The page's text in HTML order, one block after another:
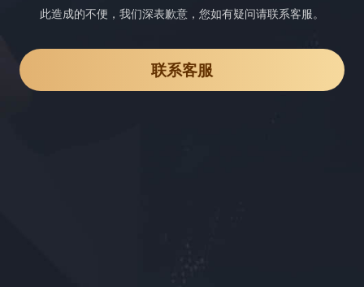
此造成的不便，我们深表歉意，您如有疑问请联系客服。
联系客服